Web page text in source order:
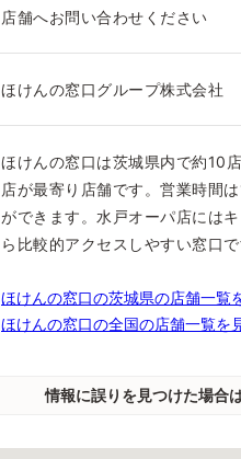
店舗へお問い合わせください
ほけんの窓口グループ株式会社
ほけんの窓口は茨城県内で約10
店が最寄り店舗です。営業時間
ができます。水戸オーパ店には
ら比較的アクセスしやすい窓口で
ほけんの窓口の茨城県の店舗一覧
ほけんの窓口の全国の店舗一覧を
情報に誤りを見つけた場合